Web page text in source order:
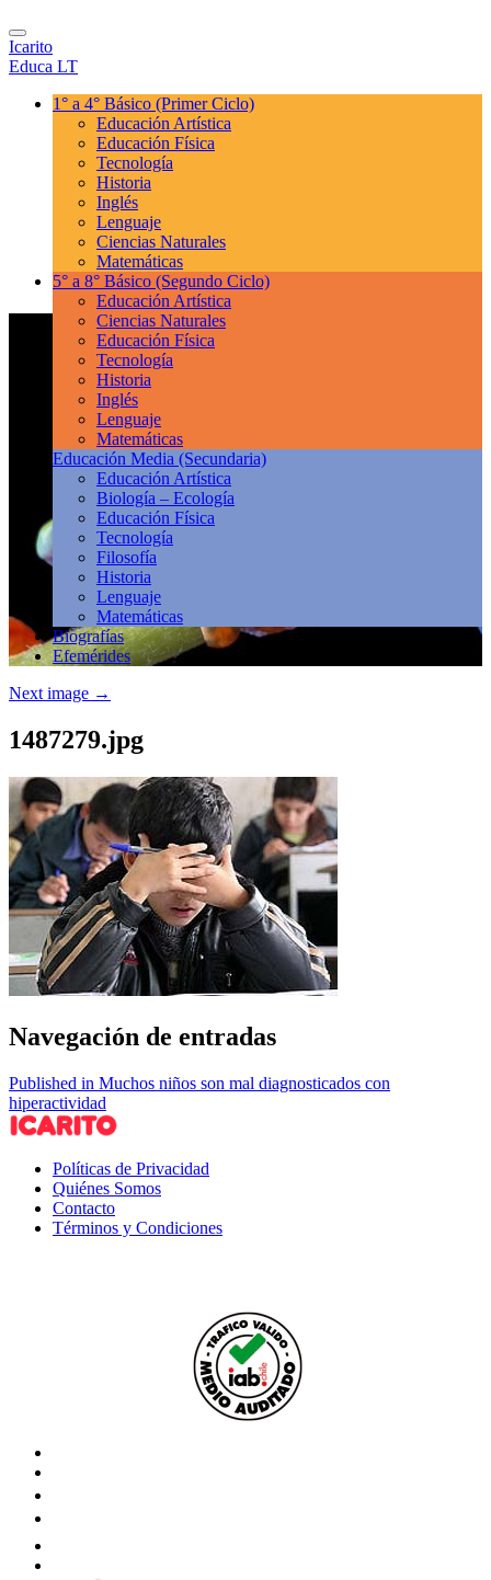
Icarito
Educa LT
1° a 4° Básico (Primer Ciclo)
Educación Artística
Educación Física
Tecnología
Historia
Inglés
Lenguaje
Ciencias Naturales
Matemáticas
5° a 8° Básico (Segundo Ciclo)
Educación Artística
Ciencias Naturales
Educación Física
Tecnología
Historia
Inglés
Lenguaje
Matemáticas
Educación Media (Secundaria)
Educación Artística
Biología – Ecología
Educación Física
Tecnología
Filosofía
Historia
Lenguaje
Matemáticas
Biografías
Efemérides
Next image →
1487279.jpg
Navegación de entradas
Published in Muchos niños son mal diagnosticados con
hiperactividad
Políticas de Privacidad
Quiénes Somos
Contacto
Términos y Condiciones